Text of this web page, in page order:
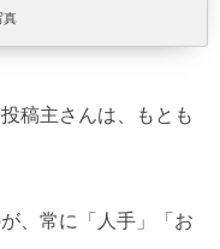
真
稿主さんは、もとも
、常に「人手」「お